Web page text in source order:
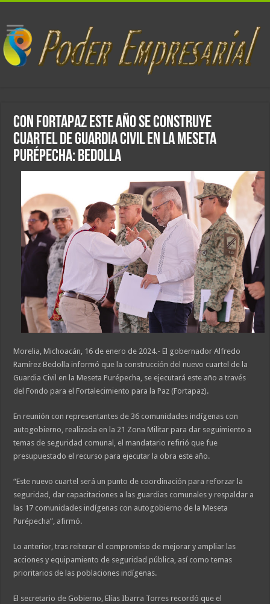
Con Fortapaz este año se construye
cuartel de Guardia Civil en la Meseta
Purépecha: Bedolla
Morelia, Michoacán, 16 de enero de 2024.- El gobernador Alfredo
Ramírez Bedolla informó que la construcción del nuevo cuartel de la
Guardia Civil en la Meseta Purépecha, se ejecutará este año a través
del Fondo para el Fortalecimiento para la Paz (Fortapaz).
En reunión con representantes de 36 comunidades indígenas con
autogobierno, realizada en la 21 Zona Militar para dar seguimiento a
temas de seguridad comunal, el mandatario refirió que fue
presupuestado el recurso para ejecutar la obra este año.
“Este nuevo cuartel será un punto de coordinación para reforzar la
seguridad, dar capacitaciones a las guardias comunales y respaldar a
las 17 comunidades indígenas con autogobierno de la Meseta
Purépecha”, afirmó.
Lo anterior, tras reiterar el compromiso de mejorar y ampliar las
acciones y equipamiento de seguridad pública, así como temas
prioritarios de las poblaciones indígenas.
El secretario de Gobierno, Elías Ibarra Torres recordó que el